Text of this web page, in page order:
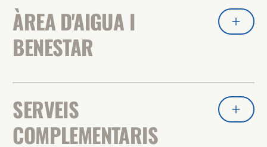
ÀREA D'AIGUA I
BENESTAR
SERVEIS
COMPLEMENTARIS